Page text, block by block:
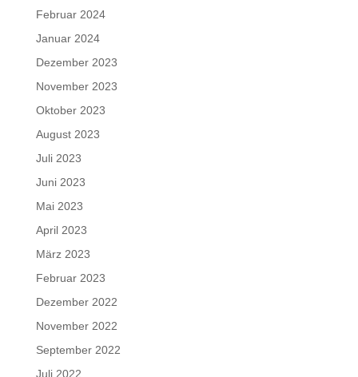
Februar 2024
Januar 2024
Dezember 2023
November 2023
Oktober 2023
August 2023
Juli 2023
Juni 2023
Mai 2023
April 2023
März 2023
Februar 2023
Dezember 2022
November 2022
September 2022
Juli 2022